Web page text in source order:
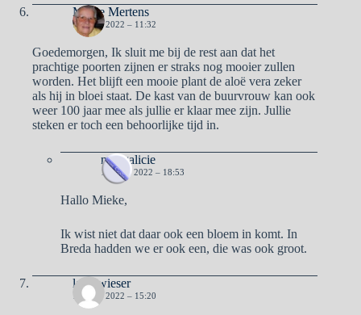
Mieke Mertens
19 JULI 2022 – 11:32
Goedemorgen, Ik sluit me bij de rest aan dat het
prachtige poorten zijnen er straks nog mooier zullen
worden. Het blijft een mooie plant de aloë vera zeker
als hij in bloei staat. De kast van de buurvrouw kan ook
weer 100 jaar mee als jullie er klaar mee zijn. Jullie
steken er toch een behoorlijke tijd in.
naargalicie
19 JULI 2022 – 18:53
Hallo Mieke,
Ik wist niet dat daar ook een bloem in komt. In
Breda hadden we er ook een, die was ook groot.
lady wieser
19 JULI 2022 – 15:20